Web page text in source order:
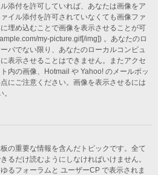
添付を許可していれば、あなたは画像をア
イル添付を許可されていなくても画像ファ
埋め込むことで画像を表示させることが可
my-picture.gif[/img]) 。あなたのロ
バでない限り、あなたのローカルコンピュ
表示させることはできません。またアクセ
内の画像、Hotmail や Yahoo! のメールボッ
にご注意ください。画像を表示させるには
の重要な情報を含んだトピックです。全て
るだけ読むようにしなければいけません。
るフォーラムと ユーザーCP で表示されま